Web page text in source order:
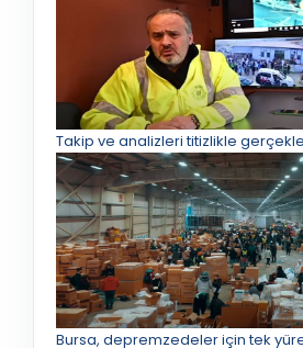
Takip ve analizleri titizlikle
Bursa, depremzedeler için tek